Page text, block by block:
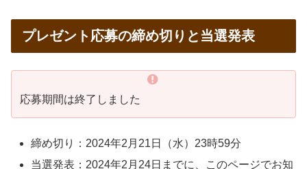
プレゼント応募の締め切りと当選発表
応募期間は終了しました
締め切り：2024年2月21日（水）23時59分
当選発表：2024年2月24日までに、このページでお知